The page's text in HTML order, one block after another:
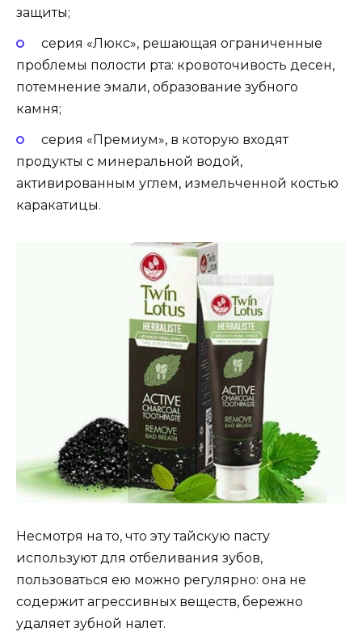
защиты;
серия «Люкс», решающая ограниченные
проблемы полости рта: кровоточивость десен,
потемнение эмали, образование зубного
камня;
серия «Премиум», в которую входят
продукты с минеральной водой,
активированным углем, измельченной костью
каракатицы.
Несмотря на то, что эту тайскую пасту
используют для отбеливания зубов,
пользоваться ею можно регулярно: она не
содержит агрессивных веществ, бережно
удаляет зубной налет.